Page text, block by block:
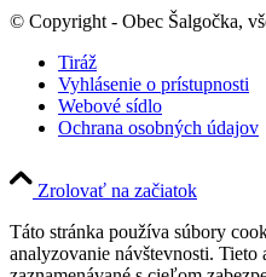
© Copyright - Obec Šalgočka,
Tiráž
Vyhlásenie o prístupnosti
Webové sídlo
Ochrana osobných údajov
Zrolovať na začiatok
Táto stránka používa súbory
analyzovanie návštevnosti. Tieto